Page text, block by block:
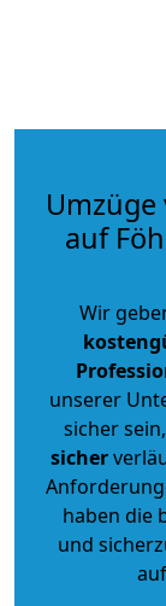
auf
Wir
unserer
sicher
sicher
haben die
und